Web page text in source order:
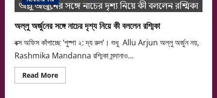
অল্লু অর্জুনের সঙ্গে নাচের দৃশ্য নিয়ে কী বললেন রশ্মিকা
বক্স অফিস কাঁপাচ্ছে ‘পুষ্পা ২: দ্য রুল’। শুধু Allu Arjun অল্লু অর্জুন নয়,
Rashmika Mandanna রশ্মিকা মন্দানাও...
Read MoreRead
more